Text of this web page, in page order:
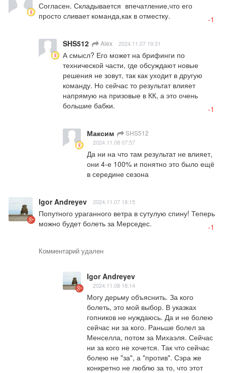
Согласен. Складывается  впечатление,что его
просто сливает команда,как в отместку.
-1
SHS512 Alex 2024.11.07 19:31
А смысл? Его может на брифинги по
технической части, где обсуждают новые
решения не зовут, так как уходит в другую
команду. Но сейчас то результат влияет
напрямую на призовые в КК, а это очень
большие бабки.
-1
Максим SHS512
2024.11.08 07:57
Да ни на что там результат не влияет,
они 4-е 100% и понятно это было ещё
в середине сезона
Igor Andreyev 2024.11.07 18:15
Попутного ураганного ветра в сутулую спину! Теперь
можно будет болеть за Мерседес.
-1
Комментарий удален
Igor Andreyev
2024.11.08 18:14
Могу дерьму объяснить. За кого
болеть, это мой выбор. В указках
гопников не нуждаюсь. Да и не болею
сейчас ни за кого. Раньше болел за
Менселла, потом за Михаэля. Сейчас
ни за кого не хочется. Так что сейчас
болею не "за", а "против". Сэра же
конкретно не люблю за то, что этот